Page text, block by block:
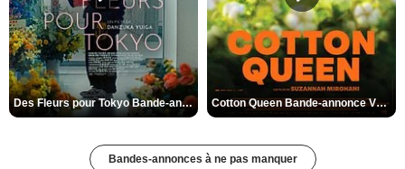
Des Fleurs pour Tokyo Bande-annonce VO STFR Cotton Queen Bande-annonce VO STFR
Bandes-annonces à ne pas manquer